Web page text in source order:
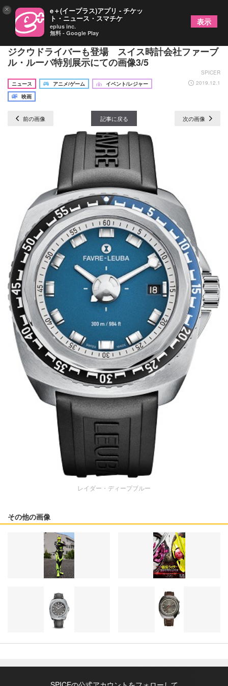
仮面ライダーゼロワン＆ジオウが身に着ける時計や
ジクウドライバーも登場 スイス時計会社ファーブ
ル・ルーバ特別展示にての画像3/5
SPICER
ニュース
アニメ/ゲーム
イベント/レジャー
映画
2019.12.1
前の画像 記事に戻る 次の画像
レイダー・ディープブルー
その他の画像
× e＋(イープラス)アプリ - チケッ
ト・ニュース・スマチケ
eplus inc.
無料 - Google Play
表示